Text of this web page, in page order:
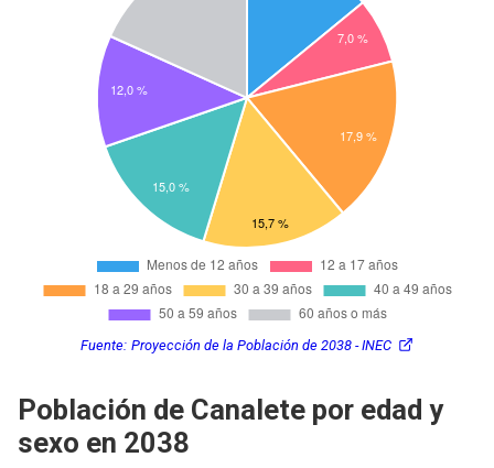
Fuente: Proyección de la Población de 2038 - INEC
Población de Canalete por edad y
sexo en 2038